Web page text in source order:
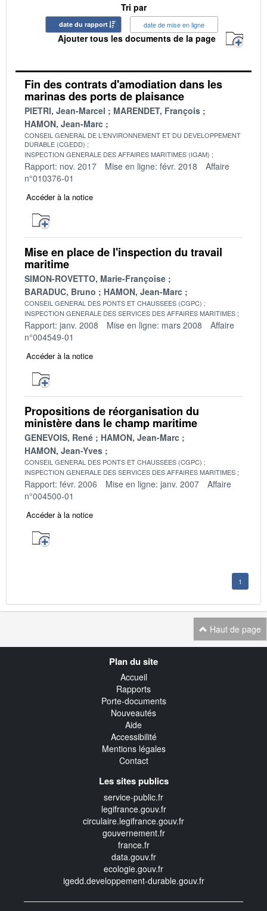
Tri par
date du rapport date de mise en ligne
Ajouter tous les documents de la page
Fin des contrats d'amodiation dans les
marinas des ports de plaisance
PIETRI, Jean-Marcel
MARENDET, François
HAMON, Jean-Marc
CONSEIL GENERAL DE L'ENVIRONNEMENT ET DU DEVELOPPEMENT
DURABLE (CGEDD)
INSPECTION GENERALE DES AFFAIRES MARITIMES (IGAM)
Rapport: nov. 2017 Mise en ligne: févr. 2018
Affaire
n°010376-01
Accéder à la notice
Mise en place de l'inspection du travail
maritime
SIMON-ROVETTO, Marie-Françoise
BARADUC, Bruno
HAMON, Jean-Marc
CONSEIL GENERAL DES PONTS ET CHAUSSEES (CGPC)
INSPECTION GENERALE DES SERVICES DES AFFAIRES MARITIMES
Rapport: janv. 2008 Mise en ligne: mars 2008
Affaire
n°004549-01
Accéder à la notice
Propositions de réorganisation du
ministère dans le champ maritime
GENEVOIS, René
HAMON, Jean-Marc
HAMON, Jean-Yves
CONSEIL GENERAL DES PONTS ET CHAUSSEES (CGPC)
INSPECTION GENERALE DES SERVICES DES AFFAIRES MARITIMES
Rapport: févr. 2006 Mise en ligne: janv. 2007
Affaire
n°004500-01
Accéder à la notice
1
Haut de page
Plan du site
Accueil
Rapports
Porte-documents
Nouveautés
Aide
Accessibilité
Mentions légales
Contact
Les sites publics
service-public.fr
legifrance.gouv.fr
circulaire.legifrance.gouv.fr
gouvernement.fr
france.fr
data.gouv.fr
ecologie.gouv.fr
igedd.developpement-durable.gouv.fr